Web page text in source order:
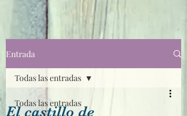
Entrada
Todas las entradas
Todas las entradas
El castillo de